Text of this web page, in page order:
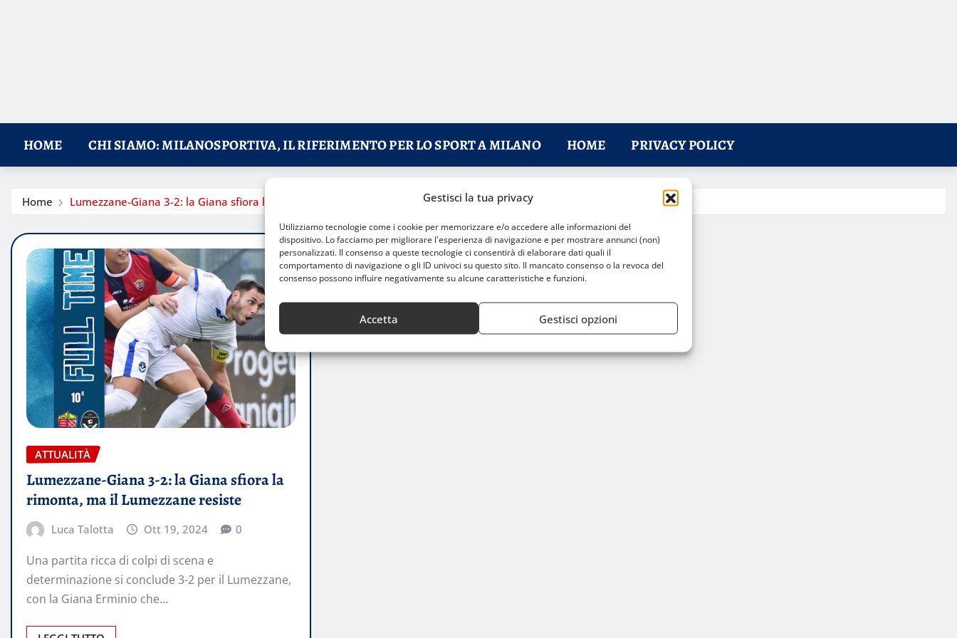
Gestisci la tua privacy
Utilizziamo tecnologie come i cookie per memorizzare e/o accedere alle informazioni del
dispositivo. Lo facciamo per migliorare l'esperienza di navigazione e per mostrare annunci (non)
personalizzati. Il consenso a queste tecnologie ci consentirà di elaborare dati quali il
comportamento di navigazione o gli ID univoci su questo sito. Il mancato consenso o la revoca del
consenso possono influire negativamente su alcune caratteristiche e funzioni.
Accetta Gestisci opzioni
HOME CHI SIAMO: MILANOSPORTIVA, IL RIFERIMENTO PER LO SPORT A MILANO HOME PRIVACY POLICY
Home Lumezzane-Giana 3-2: la Giana sfiora la rimonta, ma il Lumezzane resiste
ATTUALITÀ
Lumezzane-Giana 3-2: la Giana sfiora la
rimonta, ma il Lumezzane resiste
Luca Talotta Ott 19, 2024 0
Una partita ricca di colpi di scena e
determinazione si conclude 3-2 per il Lumezzane,
con la Giana Erminio che…